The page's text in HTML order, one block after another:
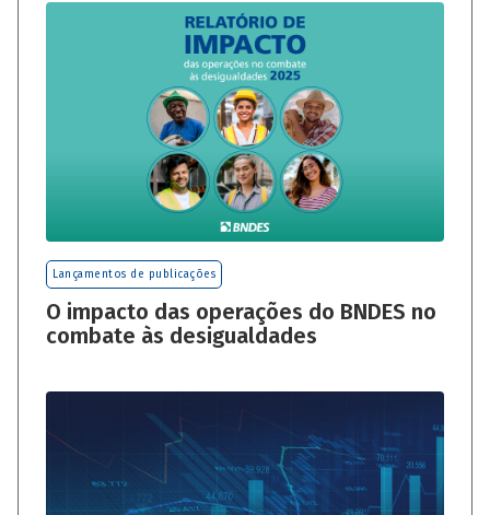
Lançamentos de publicações
O impacto das operações do BNDES no
combate às desigualdades